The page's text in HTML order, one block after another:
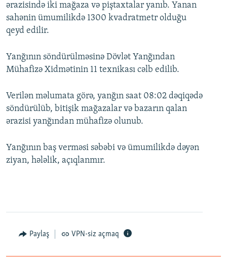
ərazisində iki mağaza və piştaxtalar yanıb. Yanan
sahənin ümumilikdə 1300 kvadratmetr olduğu
qeyd edilir.
Yanğının söndürülməsinə Dövlət Yanğından
Mühafizə Xidmətinin 11 texnikası cəlb edilib.
Verilən məlumata görə, yanğın saat 08:02 dəqiqədə
söndürülüb, bitişik mağazalar və bazarın qalan
ərazisi yanğından mühafizə olunub.
Yanğının baş verməsi səbəbi və ümumilikdə dəyən
ziyan, hələlik, açıqlanmır.
Paylaş VPN-siz açmaq